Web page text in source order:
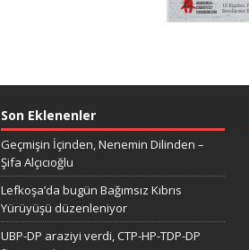
Son Eklenenler
Geçmişin İçinden, Nenemin Dilinden –
Şifa Alçıcıoğlu
Lefkoşa’da bugün Bağımsız Kıbrıs
Yürüyüşü düzenleniyor
UBP-DP araziyi verdi, CTP-HP-TDP-DP